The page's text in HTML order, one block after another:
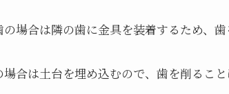
場合は隣の歯に金具を装着するため、歯
合は土台を埋め込むので、歯を削ること